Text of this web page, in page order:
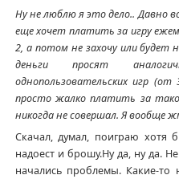
Ну не люблю я это дело.. Давно
еще хочет платить за игру
2, а потом не захочу или будет
деньги просят
однопользовательских игр
просто жалко платить за
никогда не совершал. Я вообще
Скачал, думал, поиграю хотя
надоест и брошу.Ну да, ну да.
начались проблемы. Какие-то